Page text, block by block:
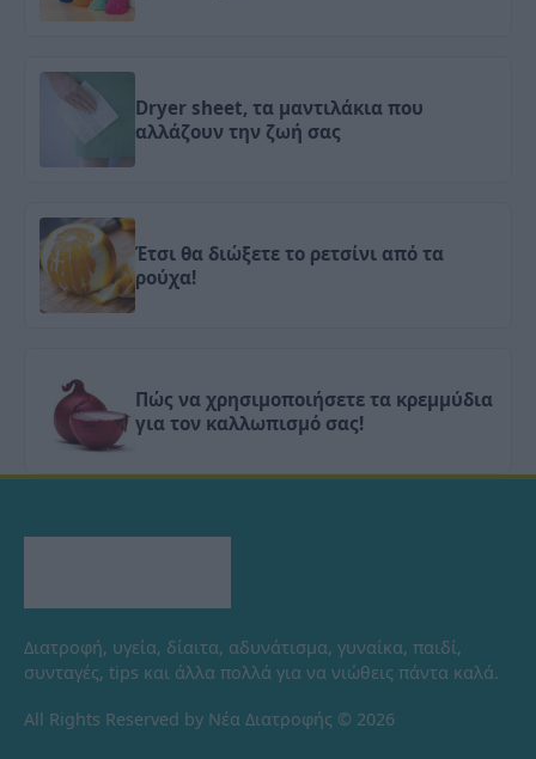
Dryer sheet, τα μαντιλάκια που
αλλάζουν την ζωή σας
Έτσι θα διώξετε το ρετσίνι από τα
ρούχα!
Πώς να χρησιμοποιήσετε τα κρεμμύδια
για τον καλλωπισμό σας!
Διατροφή, υγεία, δίαιτα, αδυνάτισμα, γυναίκα, παιδί,
συνταγές, tips και άλλα πολλά για να νιώθεις πάντα καλά.
All Rights Reserved by Νέα Διατροφής © 2026